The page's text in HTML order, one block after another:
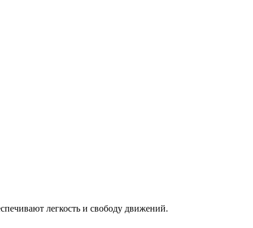
легкость и свободу движений.